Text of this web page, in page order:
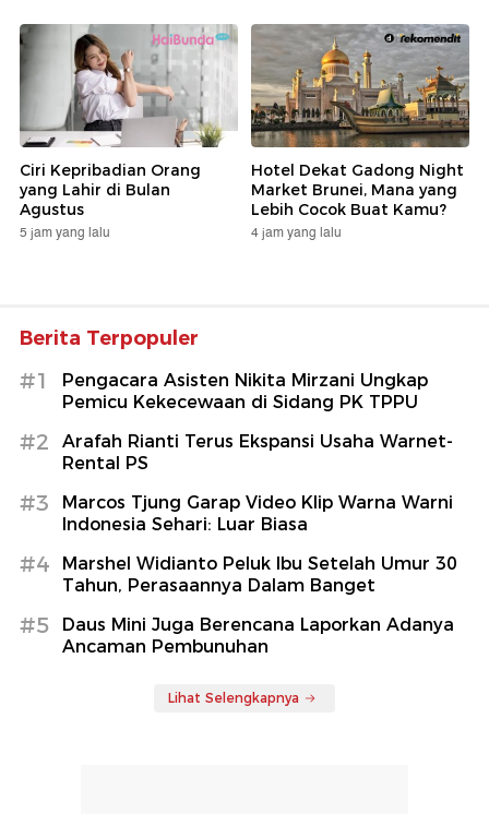
Ciri Kepribadian Orang
yang Lahir di Bulan
Agustus
5 jam yang lalu
Hotel Dekat Gadong Night
Market Brunei, Mana yang
Lebih Cocok Buat Kamu?
4 jam yang lalu
Berita Terpopuler
#1
Pengacara Asisten Nikita Mirzani Ungkap
Pemicu Kekecewaan di Sidang PK TPPU
#2
Arafah Rianti Terus Ekspansi Usaha Warnet-
Rental PS
#3
Marcos Tjung Garap Video Klip Warna Warni
Indonesia Sehari: Luar Biasa
#4
Marshel Widianto Peluk Ibu Setelah Umur 30
Tahun, Perasaannya Dalam Banget
#5
Daus Mini Juga Berencana Laporkan Adanya
Ancaman Pembunuhan
Lihat Selengkapnya